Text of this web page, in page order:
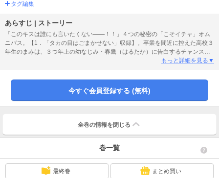
タグ編集
あらすじ | ストーリー
「このキスは誰にも言いたくない――！！」４つの秘密の「こそイチャ」オム
ニバス。【1．「タカの目はごまかせない」収録】。卒業を間近に控えた高校３
年生のまみは、３つ年上の幼なじみ・春鷹（はるたか）に告白するチャンスを
うかがっている。春鷹に車で送ってもらう帰り道、気持ちを抑えられなくなっ
もっと詳細を見る▼
今すぐ会員登録する (無料)
全巻の情報を 閉じる
巻一覧
最終巻 まとめ買い